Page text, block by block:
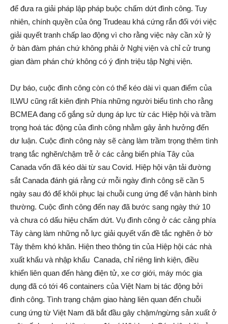
để đưa ra giải pháp lập pháp buộc chấm dứt đình công. Tuy
nhiên, chính quyền của ông Trudeau khá cứng rắn đối với việc
giải quyết tranh chấp lao động vì cho rằng việc này cần xử lý
ở bàn đàm phán chứ không phải ở Nghị viện và chỉ cử trung
gian đàm phán chứ không có ý định triệu tập Nghị viện.
Dự báo, cuộc đình công còn có thể kéo dài vì quan điểm của
ILWU cũng rất kiên định Phía những người biểu tình cho rằng
BCMEA đang cố gắng sử dụng áp lực từ các Hiệp hội và trầm
trọng hoá tác động của đình công nhằm gây ảnh hưởng đến
dư luận. Cuộc đình công này sẽ càng làm trầm trọng thêm tình
trạng tắc nghẽn/chậm trễ ở các cảng biển phía Tây của
Canada vốn đã kéo dài từ sau Covid. Hiệp hội vận tải đường
sắt Canada đánh giá rằng cứ mỗi ngày đình công sẽ cần 5
ngày sau đó để khôi phục lại chuỗi cung ứng để vận hành bình
thường. Cuộc đình công đến nay đã bước sang ngày thứ 10
và chưa có dấu hiệu chấm dứt. Vụ đình công ở các cảng phía
Tây càng làm những nỗ lực giải quyết vấn đề tắc nghẽn ở bờ
Tây thêm khó khăn. Hiện theo thông tin của Hiệp hội các nhà
xuất khẩu và nhập khẩu Canada, chỉ riêng linh kiện, điều
khiển liên quan đến hàng điện tử, xe cơ giới, máy móc gia
dụng đã có tới 46 containers của Việt Nam bị tác động bởi
đình công. Tình trạng chậm giao hàng liên quan đến chuỗi
cung ứng từ Việt Nam đã bắt đầu gây chậm/ngừng sản xuất ở